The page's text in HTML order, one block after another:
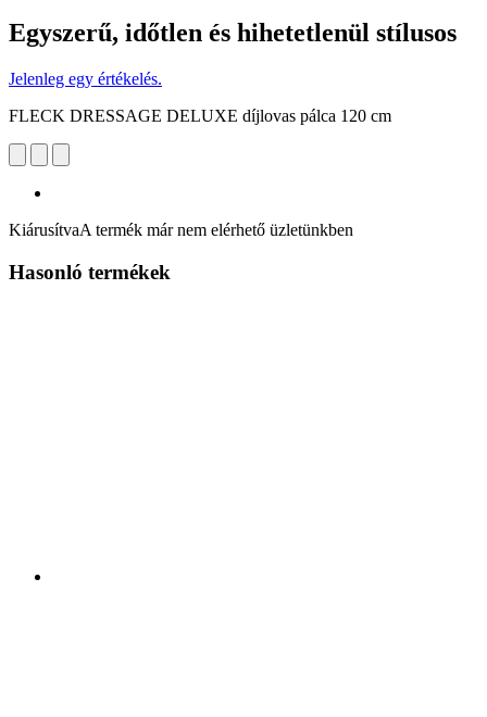
Egyszerű, időtlen és hihetetlenül stílusos
Jelenleg egy értékelés.
FLECK DRESSAGE DELUXE díjlovas pálca 120 cm
KiárusítvaA termék már nem elérhető üzletünkben
Hasonló termékek